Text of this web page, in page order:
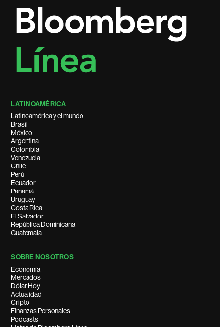
LATINOAMÉRICA
Latinoamérica y el mundo
Brasil
México
Argentina
Colombia
Venezuela
Chile
Perú
Ecuador
Panamá
Uruguay
Costa Rica
El Salvador
República Dominicana
Guatemala
SOBRE NOSOTROS
Economía
Mercados
Dólar Hoy
Actualidad
Cripto
Finanzas Personales
Podcasts